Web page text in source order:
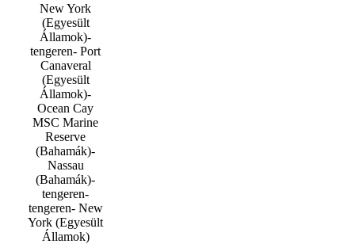
New York
(Egyesült
Államok)-
tengeren- Port
Canaveral
(Egyesült
Államok)-
Ocean Cay
MSC Marine
Reserve
(Bahamák)-
Nassau
(Bahamák)-
tengeren-
tengeren- New
York (Egyesült
Államok)